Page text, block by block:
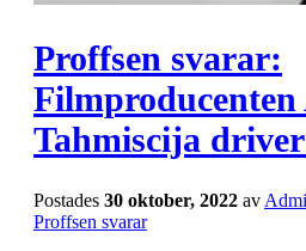
Proffsen svarar:
Tahmiscija driver
Postades 30 oktober, 2022 av
Proffsen svarar